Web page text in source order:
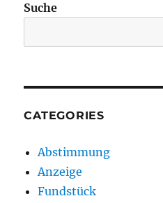
Suche
CATEGORIES
Abstimmung
Anzeige
Fundstück